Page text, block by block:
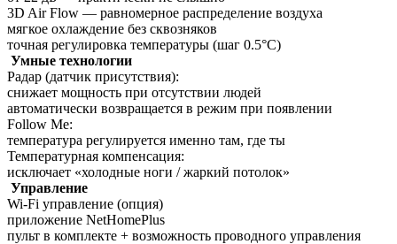
3D Air Flow — равномерное распределение воздуха
мягкое охлаждение без сквозняков
точная регулировка температуры (шаг 0.5°C)
Умные технологии
Радар (датчик присутствия):
снижает мощность при отсутствии людей
автоматически возвращается в режим при появлении
Follow Me:
температура регулируется именно там, где ты
Температурная компенсация:
исключает «холодные ноги / жаркий потолок»
Управление
Wi-Fi управление (опция)
приложение NetHomePlus
пульт в комплекте + возможность проводного управления